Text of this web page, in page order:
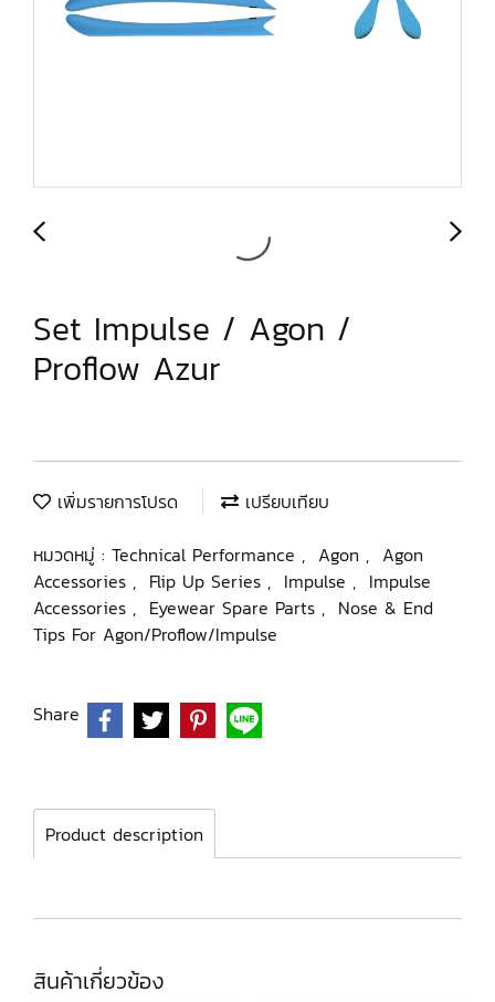
Set Impulse / Agon /
Proflow Azur
เพิ่มรายการโปรด
เปรียบเทียบ
หมวดหมู่ : Technical Performance , Agon , Agon
Accessories , Flip Up Series , Impulse , Impulse
Accessories , Eyewear Spare Parts , Nose & End
Tips For Agon/Proflow/Impulse
Share
Product description
สินค้าเกี่ยวข้อง